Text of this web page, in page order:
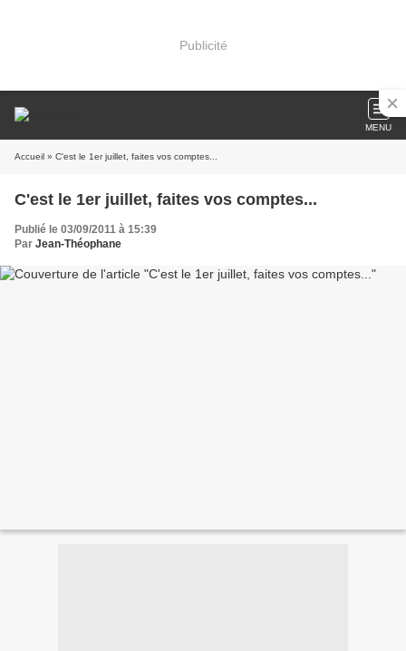
Publicité
MENU
Accueil » C'est le 1er juillet, faites vos comptes...
C'est le 1er juillet, faites vos comptes...
Publié le 03/09/2011 à 15:39
Par Jean-Théophane